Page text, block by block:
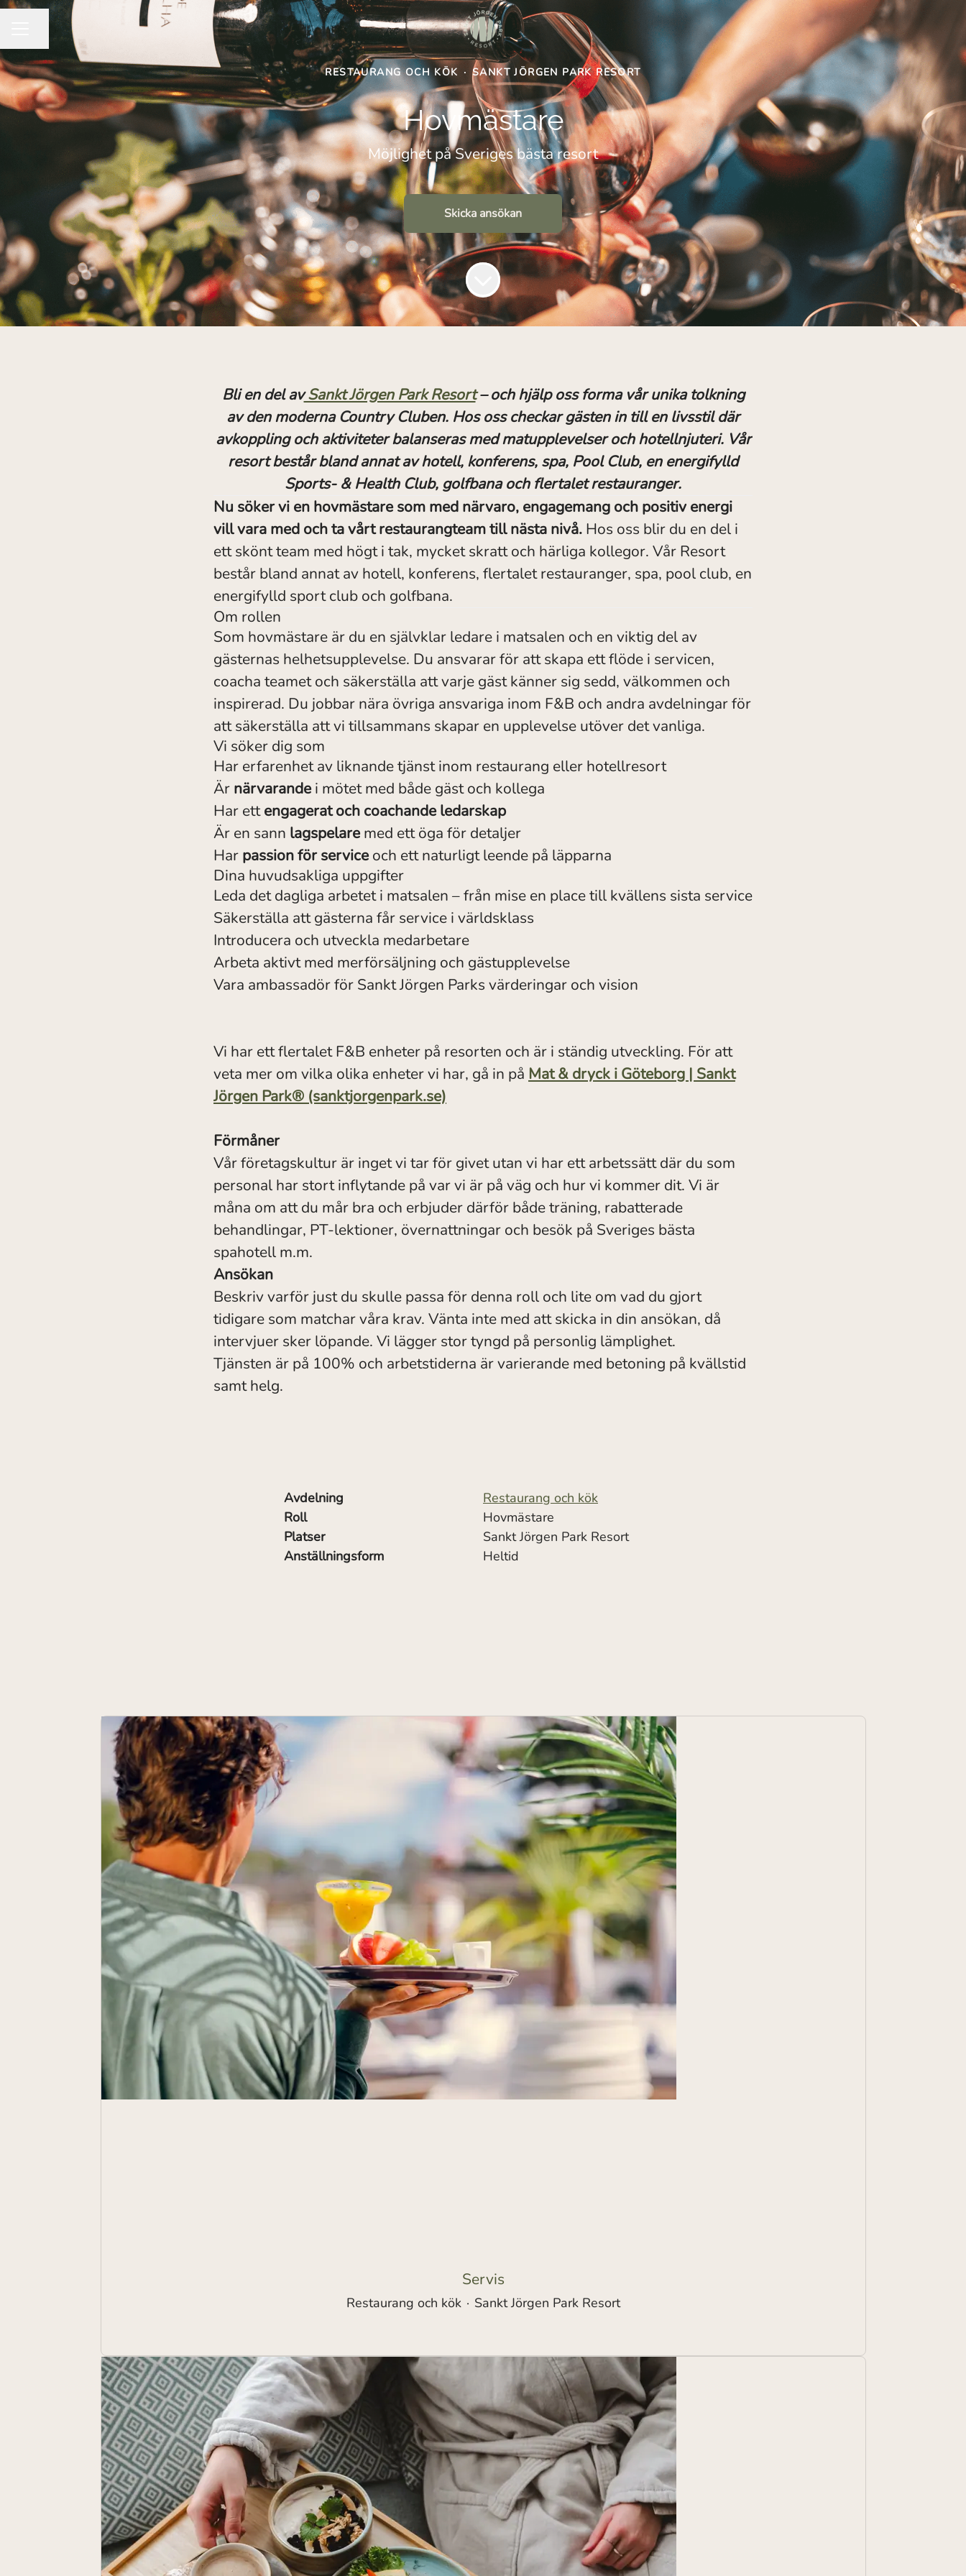
KARRIÄRMENY
Dela sidan
RESTAURANG OCH KÖK · SANKT JÖRGEN PARK RESORT
Hovmästare
Möjlighet på Sveriges bästa resort
Skicka ansökan
Bli en del avSankt Jörgen Park Resort– och hjälp oss forma vår unika tolkning
av den moderna Country Cluben. Hos oss checkar gästen in till en livsstil där
avkoppling och aktiviteter balanseras med matupplevelser och hotellnjuteri. Vår
resort består bland annat av hotell, konferens, spa, Pool Club, en energifylld
Sports- & Health Club, golfbana och flertalet restauranger.
Nu söker vi en hovmästare som med närvaro, engagemang och positiv energi
vill vara med och ta vårt restaurangteam till nästa nivå. Hos oss blir du en del i
ett skönt team med högt i tak, mycket skratt och härliga kollegor. Vår Resort
består bland annat av hotell, konferens, flertalet restauranger, spa, pool club, en
energifylld sport club och golfbana.
Om rollen
Som hovmästare är du en självklar ledare i matsalen och en viktig del av
gästernas helhetsupplevelse. Du ansvarar för att skapa ett flöde i servicen,
coacha teamet och säkerställa att varje gäst känner sig sedd, välkommen och
inspirerad. Du jobbar nära övriga ansvariga inom F&B och andra avdelningar för
att säkerställa att vi tillsammans skapar en upplevelse utöver det vanliga.
Vi söker dig som
Har erfarenhet av liknande tjänst inom restaurang eller hotellresort
Är närvarandei mötet med både gäst och kollega
Har ettengagerat och coachande ledarskap
Är en sann lagspelaremed ett öga för detaljer
Har passion för serviceoch ett naturligt leende på läpparna
Dina huvudsakliga uppgifter
Leda det dagliga arbetet i matsalen – från mise en place till kvällens sista service
Säkerställa att gästerna får service i världsklass
Introducera och utveckla medarbetare
Arbeta aktivt med merförsäljning och gästupplevelse
Vara ambassadör för Sankt Jörgen Parks värderingar och vision
Vi har ett flertalet F&B enheter på resorten och är i ständig utveckling. För att
veta mer om vilka olika enheter vi har, gå in på Mat & dryck i Göteborg | Sankt
Jörgen Park® (sanktjorgenpark.se)
Förmåner
Vår företagskultur är inget vi tar för givet utan vi har ett arbetssätt där du som
personal har stort inflytande på var vi är på väg och hur vi kommer dit. Vi är
måna om att du mår bra och erbjuder därför både träning, rabatterade
behandlingar, PT-lektioner, övernattningar och besök på Sveriges bästa
spahotell m.m.
Ansökan
Beskriv varför just du skulle passa för denna roll och lite om vad du gjort
tidigare som matchar våra krav. Vänta inte med att skicka in din ansökan, då
intervjuer sker löpande. Vi lägger stor tyngd på personlig lämplighet.
Tjänsten är på 100% och arbetstiderna är varierande med betoning på kvällstid
samt helg.
Avdelning
Restaurang och kök
Roll
Hovmästare
Platser
Sankt Jörgen Park Resort
Anställningsform
Heltid
Servis
Restaurang och kök · Sankt Jörgen Park Resort